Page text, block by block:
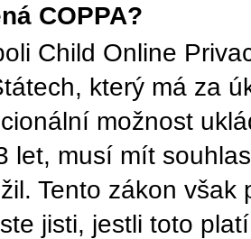
COPPA?
Child Online
který má za
možnost
let, musí mít
Tento zákon
jisti, jestli toto